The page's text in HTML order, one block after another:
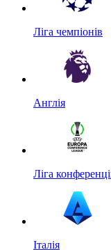
Ліга чемпіонів
Англія
Ліга
Італія